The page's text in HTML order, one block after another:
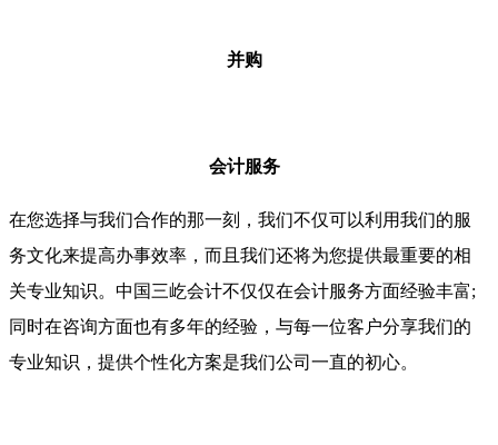
并购
会计服务
在您选择与我们合作的那一刻，我们不仅可以利用我们的服
务文化来提高办事效率，而且我们还将为您提供最重要的相
关专业知识。中国三屹会计不仅仅在会计服务方面经验丰富;
同时在咨询方面也有多年的经验，与每一位客户分享我们的
专业知识，提供个性化方案是我们公司一直的初心。